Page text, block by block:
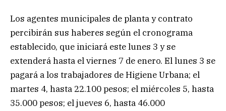
Los agentes municipales de planta y contrato
percibirán sus haberes según el cronograma
establecido, que iniciará este lunes 3 y se
extenderá hasta el viernes 7 de enero. El lunes 3 se
pagará a los trabajadores de Higiene Urbana; el
martes 4, hasta 22.100 pesos; el miércoles 5, hasta
35.000 pesos; el jueves 6, hasta 46.000